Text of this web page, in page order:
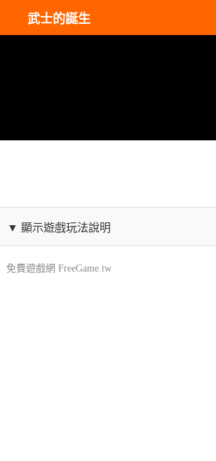
武士的誕生
▼ 顯示遊戲玩法說明
免費遊戲網 FreeGame.tw